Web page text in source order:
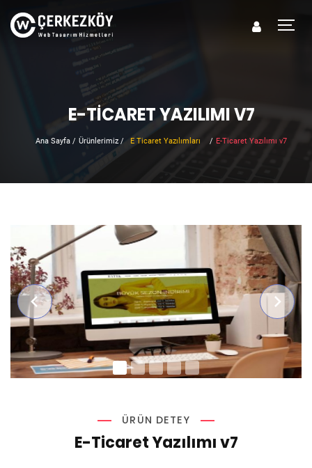
E-TICARET YAZILIMI V7
Ana Sayfa / Ürünlerimiz / E Ticaret Yazılımları / E-Ticaret Yazılımı v7
ÜRÜN DETEY
E-Ticaret Yazılımı v7